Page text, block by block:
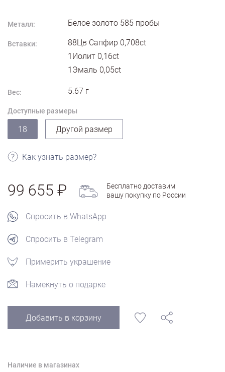
Металл: Белое золото 585 пробы
Вставки:
88Цв Сапфир 0,708ct
1Иолит 0,16ct
1Эмаль 0,05ct
Вес: 5.67 г
Доступные размеры
18 Другой размер
Как узнать размер?
99 655
Бесплатно доставим
вашу покупку по России
Спросить в WhatsApp
Спросить в Telegram
Примерить украшение
Намекнуть о подарке
Добавить в корзину
Наличие в магазинах